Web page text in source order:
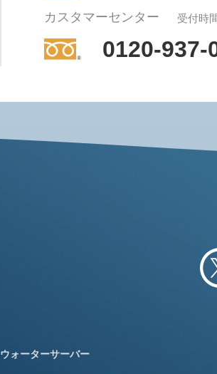
カスタマーセンター 受付時
0120-937-
ウォーターサーバー